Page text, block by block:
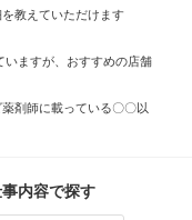
教えていただけます
いますが、おすすめの店舗
剤師に載っている〇〇以
内容で探す